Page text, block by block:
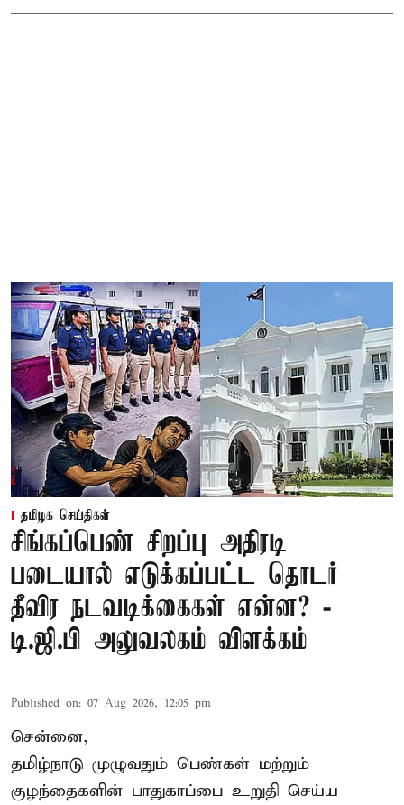
தமிழக செய்திகள்
சிங்கப்பெண் சிறப்பு அதிரடி
படையால் எடுக்கப்பட்ட தொடர்
தீவிர நடவடிக்கைகள் என்ன? -
டி.ஜி.பி அலுவலகம் விளக்கம்
Published on: 07 Aug 2026, 12:05 pm
சென்னை,
தமிழ்நாடு முழுவதும் பெண்கள் மற்றும்
குழந்தைகளின் பாதுகாப்பை உறுதி செய்ய